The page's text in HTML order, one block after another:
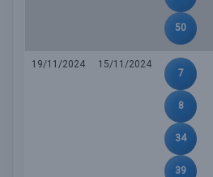
50
19/11/2024
15/11/2024
7
8
34
39